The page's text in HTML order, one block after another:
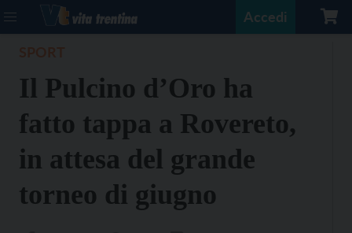
Accedi
Il Pulcino d’Oro ha
fatto tappa a Rovereto,
in attesa del grande
torneo di giugno